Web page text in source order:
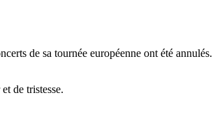
de sa tournée européenne ont été
de tristesse.